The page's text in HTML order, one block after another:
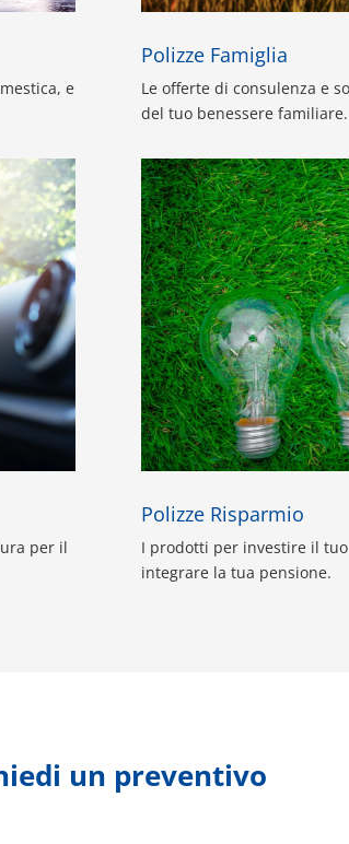
e
per il
Polizze Famiglia
Le offerte di consulenza e
del tuo benessere familiare.
Polizze Risparmio
I prodotti per investire il
integrare la tua pensione.
un preventivo